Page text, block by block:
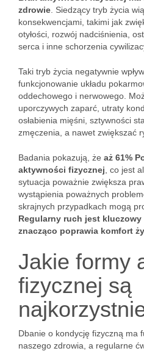
zdrowie . Siedzący tryb życia
konsekwencjami, takimi jak
otyłości, rozwój nadciśnienia,
serca i inne schorzenia
Taki tryb życia negatywnie
funkcjonowanie układu
oddechowego i nerwowego.
uporczywych zaparć, utraty
osłabienia mięśni, sztywności
zmęczenia, a nawet zwiększać
Badania pokazują, że aż 61%
aktywności fizycznej , co jest
sytuacja poważnie zwiększa
wystąpienia poważnych
skrajnych przypadkach mogą
Regularny ruch jest
znacząco poprawia komfort
Jakie formy
fizycznej są
Dbanie o kondycję fizyczną ma
naszego zdrowia, a regularne